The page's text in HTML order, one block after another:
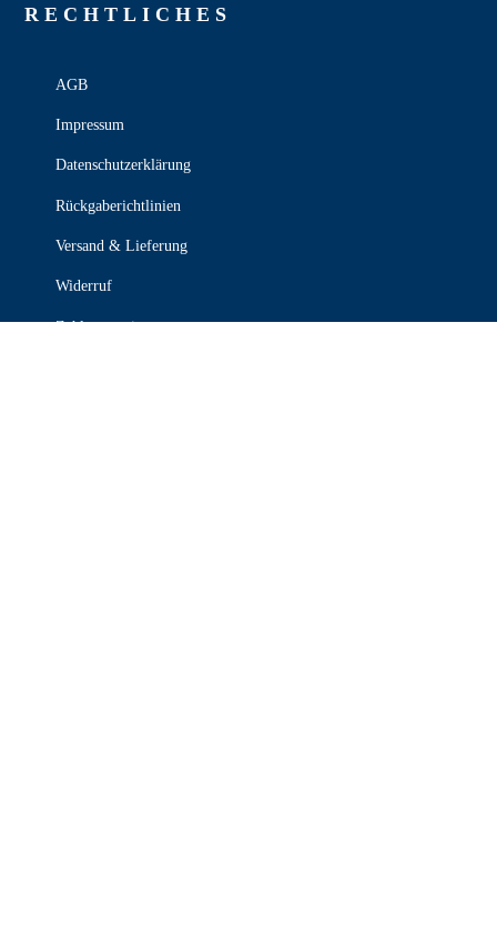
RECHT­LICHES
AGB
Impressum
Datenschutzerklärung
Rückgaberichtlinien
Versand & Lieferung
Widerruf
Zahlungsweisen